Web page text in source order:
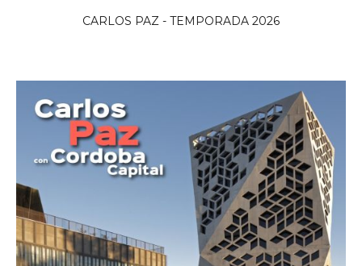
CARLOS PAZ - TEMPORADA 2026